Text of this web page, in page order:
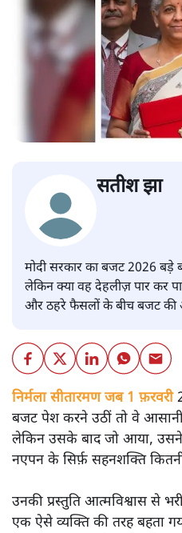
सतीश झा
मोदी सरकार का बजट 2026 बड़े
लेकिन क्या वह देहलीज़ पार कर
और ठहरे फैसलों के बीच बजट की
निर्मला सीतारमण जब 1 फ़रवरी
बजट पेश करने उठीं तो वे आसानी
लेकिन उसके बाद जो आया, उसने
नएपन के सिर्फ़ सहनशक्ति
उनकी प्रस्तुति आत्मविश्वास से
एक ऐसे व्यक्ति की तरह बहता